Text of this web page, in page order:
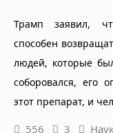
Трамп заявил,
способен
людей, которые
соборовался, его
этот препарат, и
556 3